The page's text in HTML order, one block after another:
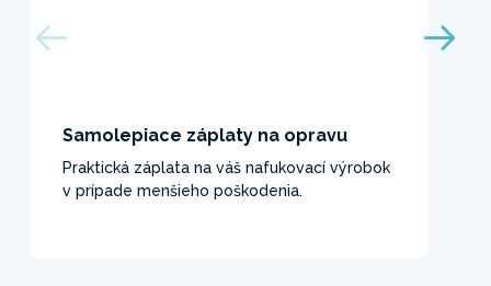
Samolepiace záplaty na opravu
Praktická záplata na váš nafukovací výrobok
v prípade menšieho poškodenia.